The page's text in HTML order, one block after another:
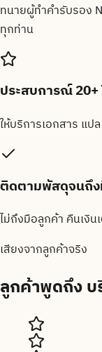
ทนายผู้ทำคำรับรอง
ทุกท่าน
ประสบการณ์ 20+
ให้บริการเอกสาร แ
ติดตามพัสดุจนถึ
ไม่ถึงมือลูกค้า คืนเงิ
เสียงจากลูกค้าจริง
ลูกค้าพูดถึง